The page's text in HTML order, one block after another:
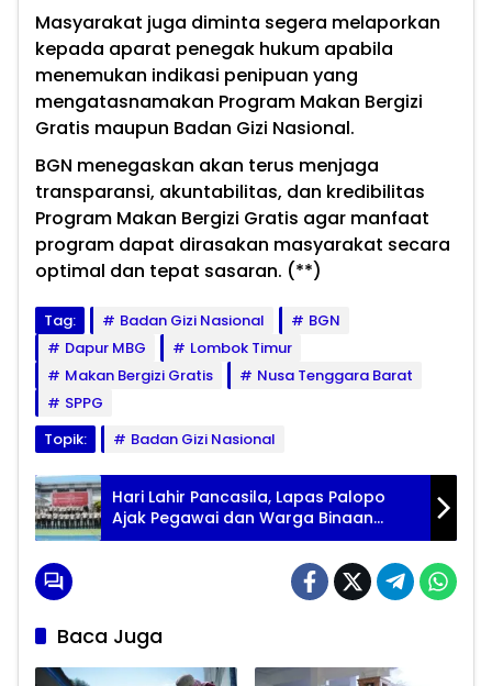
Masyarakat juga diminta segera melaporkan
kepada aparat penegak hukum apabila
menemukan indikasi penipuan yang
mengatasnamakan Program Makan Bergizi
Gratis maupun Badan Gizi Nasional.
BGN menegaskan akan terus menjaga
transparansi, akuntabilitas, dan kredibilitas
Program Makan Bergizi Gratis agar manfaat
program dapat dirasakan masyarakat secara
optimal dan tepat sasaran. (**)
Tag: Badan Gizi Nasional
BGN
Dapur MBG
Lombok Timur
Makan Bergizi Gratis
Nusa Tenggara Barat
SPPG
Topik:
Badan Gizi Nasional
Hari Lahir Pancasila, Lapas Palopo
Ajak Pegawai dan Warga Binaan
Amalkan Nilai Kebangsaan
Baca Juga